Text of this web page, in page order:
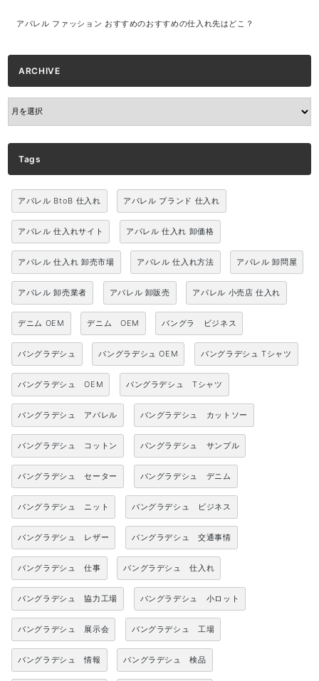
アパレル ファッション おすすめのおすすめの仕入れ先はどこ？
ARCHIVE
ARCHIVE
Tags
アパレル BtoB 仕入れ アパレル ブランド 仕入れ
アパレル 仕入れサイト アパレル 仕入れ 卸価格
アパレル 仕入れ 卸売市場 アパレル 仕入れ方法 アパレル 卸問屋
アパレル 卸売業者 アパレル 卸販売 アパレル 小売店 仕入れ
デニム OEM デニム OEM バングラ ビジネス
バングラデシュ バングラデシュ OEM バングラデシュ Tシャツ
バングラデシュ OEM バングラデシュ Tシャツ
バングラデシュ アパレル バングラデシュ カットソー
バングラデシュ コットン バングラデシュ サンプル
バングラデシュ セーター バングラデシュ デニム
バングラデシュ ニット バングラデシュ ビジネス
バングラデシュ レザー バングラデシュ 交通事情
バングラデシュ 仕事 バングラデシュ 仕入れ
バングラデシュ 協力工場 バングラデシュ 小ロット
バングラデシュ 展示会 バングラデシュ 工場
バングラデシュ 情報 バングラデシュ 検品